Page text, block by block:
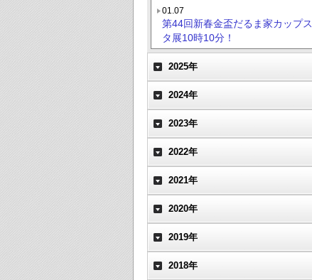
01.07
第44回新春金盃だるま家カップス
タ展10時10分！
2025年
2024年
2023年
2022年
2021年
2020年
2019年
2018年